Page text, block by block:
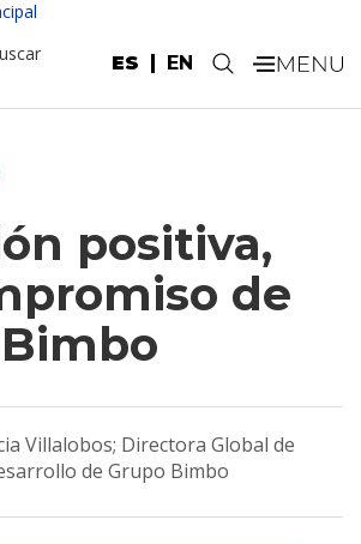
ES EN .
positiva,
de
Villalobos; Directora Global de
de Grupo Bimbo